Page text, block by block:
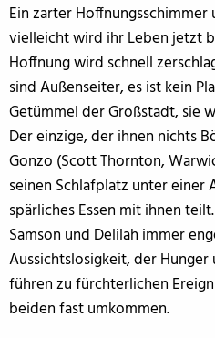
Ein zarter Hoffnungsschimmer
vielleicht wird ihr Leben jetzt
Hoffnung wird schnell
sind Außenseiter, es ist kein
Getümmel der Großstadt, sie
Der einzige, der ihnen nichts
Gonzo (Scott Thornton,
seinen Schlafplatz unter einer
spärliches Essen mit ihnen
Samson und Delilah immer
Aussichtslosigkeit, der Hunger
führen zu fürchterlichen
beiden fast umkommen.